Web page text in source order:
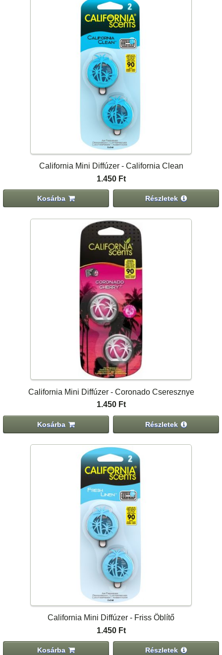
California Mini Diffúzer - California Clean
1.450 Ft
Kosárba Részletek
California Mini Diffúzer - Coronado Cseresznye
1.450 Ft
Kosárba Részletek
California Mini Diffúzer - Friss Öblítő
1.450 Ft
Kosárba Részletek